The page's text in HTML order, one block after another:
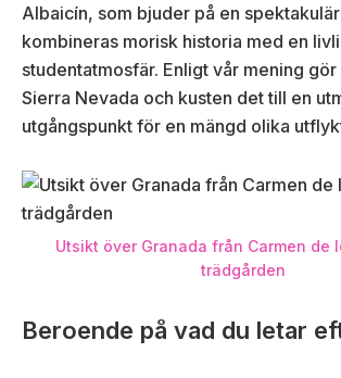
Albaicín, som bjuder på en
kombineras morisk historia med en
studentatmosfär. Enligt vår mening
Sierra Nevada och kusten det till en
utgångspunkt för en mängd olika
Utsikt över Granada från Carmen de
trädgården
Beroende på vad du letar